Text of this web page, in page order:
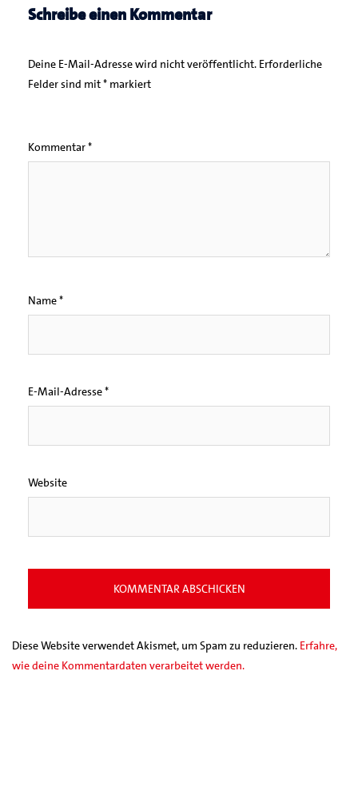
Schreibe einen Kommentar
Deine E-Mail-Adresse wird nicht veröffentlicht. Erforderliche
Felder sind mit* markiert
Kommentar*
Name*
E-Mail-Adresse*
Website
Diese Website verwendet Akismet, um Spam zu reduzieren. Erfahre,
wie deine Kommentardaten verarbeitet werden.